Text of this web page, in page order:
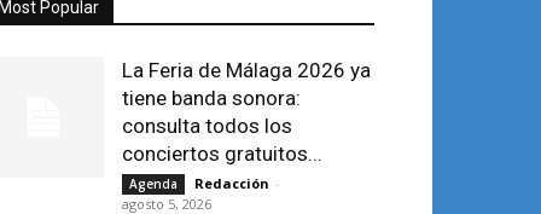
Popular
La Feria de Málaga 2026 ya
tiene banda sonora:
consulta todos los
conciertos gratuitos...
Agenda Redacción -
agosto 5, 2026